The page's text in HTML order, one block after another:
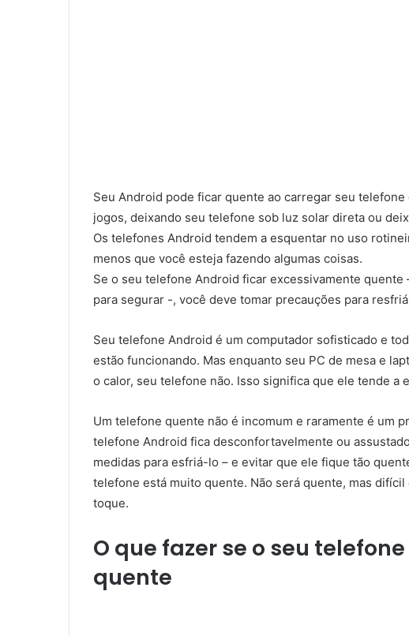
Seu Android pode ficar quente ao carregar seu
jogos, deixando seu telefone sob luz solar direta ou
Os telefones Android tendem a esquentar no uso
menos que você esteja fazendo algumas coisas.
Se o seu telefone Android ficar excessivamente
para segurar -, você deve tomar precauções para
Seu telefone Android é um computador sofisticado e
estão funcionando. Mas enquanto seu PC de mesa e
o calor, seu telefone não. Isso significa que ele tende a
Um telefone quente não é incomum e raramente é um
telefone Android fica desconfortavelmente ou
medidas para esfriá-lo – e evitar que ele fique tão
telefone está muito quente. Não será quente, mas
toque.
O que fazer se o seu
quente